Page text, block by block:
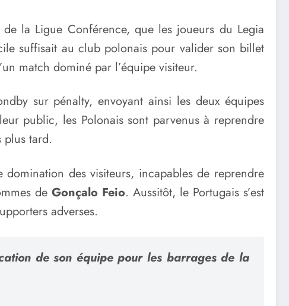
la Ligue Conférence, que les joueurs du Legia
suffisait au club polonais pour valider son billet
match dominé par l’équipe visiteur.
sur pénalty, envoyant ainsi les deux équipes
public, les Polonais sont parvenus à reprendre
plus tard.
domination des visiteurs, incapables de reprendre
de Gonçalo Feio. Aussitôt, le Portugais s’est
adverses.
de son équipe pour les barrages de la